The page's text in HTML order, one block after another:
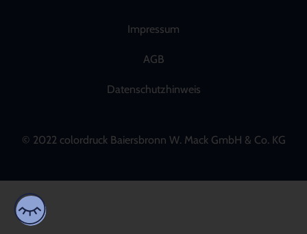
Impressum
AGB
Datenschutzhinweis
© 2022 colordruck Baiersbronn W. Mack GmbH & Co. KG